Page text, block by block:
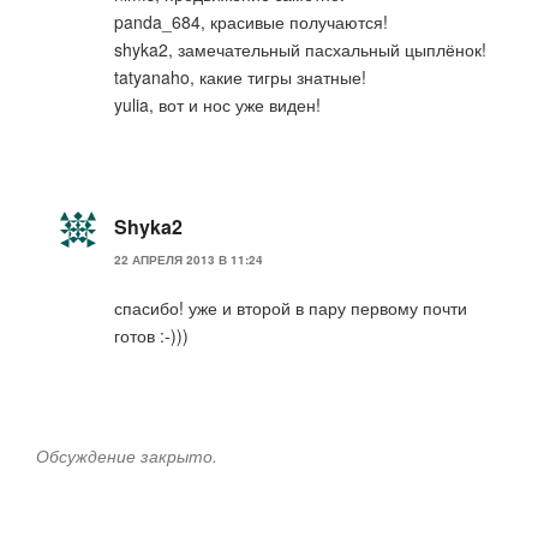
panda_684, красивые получаются!
shyka2, замечательный пасхальный цыплёнок!
tatyanaho, какие тигры знатные!
yulia, вот и нос уже виден!
Shyka2
22 АПРЕЛЯ 2013 В 11:24
спасибо! уже и второй в пару первому почти
готов :-)))
Обсуждение закрыто.